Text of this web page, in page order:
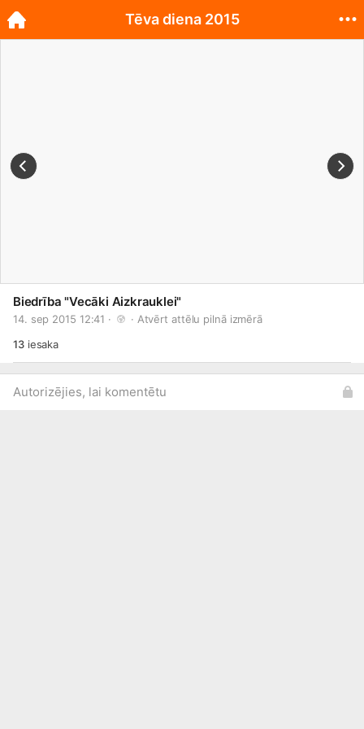
Biedrība "Vecāki Aizkrauklei"
14. sep 2015 12:41 · · Atvērt attēlu pilnā izmērā
13iesaka
Autorizējies, lai komentētu
Tēva diena 2015